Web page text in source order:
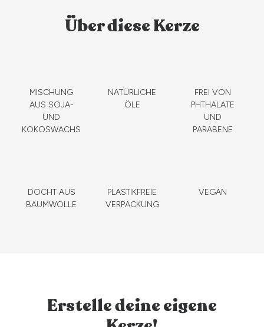
Über diese Kerze
MISCHUNG
AUS SOJA-
UND
KOKOSWACHS
NATÜRLICHE
ÖLE
FREI VON
PHTHALATE
UND
PARABENE
DOCHT AUS
BAUMWOLLE
PLASTIKFREIE
VERPACKUNG
VEGAN
Erstelle deine eigene